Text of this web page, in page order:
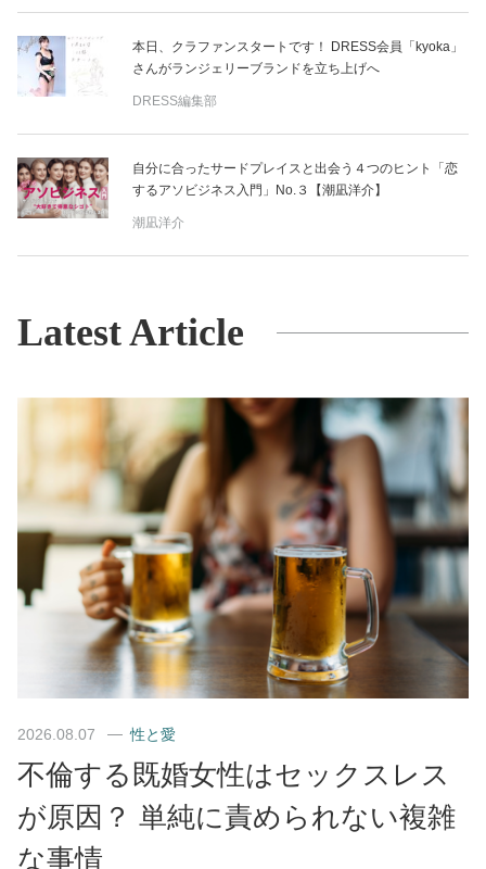
本日、クラファンスタートです！ DRESS会員「kyoka」
さんがランジェリーブランドを立ち上げへ
DRESS編集部
自分に合ったサードプレイスと出会う４つのヒント「恋
するアソビジネス入門」No.３【潮凪洋介】
潮凪洋介
Latest Article
2026.08.07 性と愛
不倫する既婚女性はセックスレス
が原因？ 単純に責められない複雑
な事情